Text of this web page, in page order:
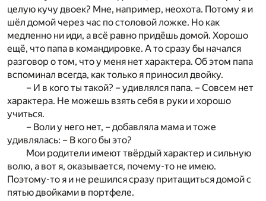
целую кучу двоек? Мне, например, неохота. Потому я и
шёл домой через час по столовой ложке. Но как
медленно ни иди, а всё равно придёшь домой. Хорошо
ещё, что папа в командировке. А то сразу бы начался
разговор о том, что у меня нет характера. Об этом папа
вспоминал всегда, как только я приносил двойку.
– И в кого ты такой? – удивлялся папа. – Совсем нет
характера. Не можешь взять себя в руки и хорошо
учиться.
– Воли у него нет, – добавляла мама и тоже
удивлялась: – В кого бы это?
Мои родители имеют твёрдый характер и сильную
волю, а вот я, оказывается, почему-то не имею.
Поэтому-то я и не решился сразу притащиться домой с
пятью двойками в портфеле.